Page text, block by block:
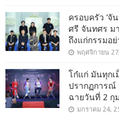
ครอบครัว ‘
ศรี จันทศร ม
ถึงแก่กรรมอย่
พฤศจิกายน
โก๋แก่ มันทุกเ
ปรากฏการณ์
ฉายวันที่ 2 กุ
มกราคม 24,